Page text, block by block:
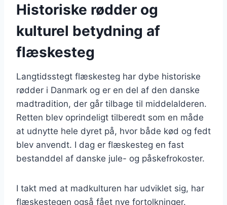
Historiske rødder og
kulturel betydning af
flæskesteg
Langtidsstegt flæskesteg har dybe historiske
rødder i Danmark og er en del af den danske
madtradition, der går tilbage til middelalderen.
Retten blev oprindeligt tilberedt som en måde
at udnytte hele dyret på, hvor både kød og fedt
blev anvendt. I dag er flæskesteg en fast
bestanddel af danske jule- og påskefrokoster.
I takt med at madkulturen har udviklet sig, har
flæskestegen også fået nye fortolkninger.